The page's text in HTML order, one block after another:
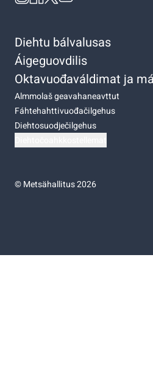
Diehtu bálvalusas
Áigeguovdilis
Oktavuođaváldimat ja
Almmolaš geavahaneavttut
Fáhtehahttivuođačilgehus
Diehtosuodječilgehus
©Metsähallitus 2026